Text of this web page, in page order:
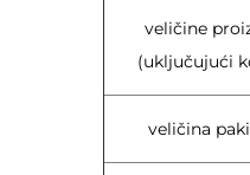
veličine
(uključujući
veličina